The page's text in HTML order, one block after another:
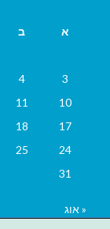
א
ב
3
4
10
11
17
18
24
25
31
« אוג